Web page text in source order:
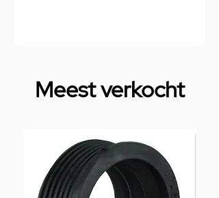
Meest verkocht